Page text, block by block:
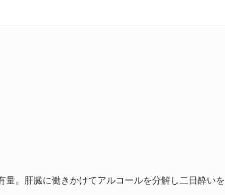
。肝臓に働きかけてアルコールを分解し二日酔いを